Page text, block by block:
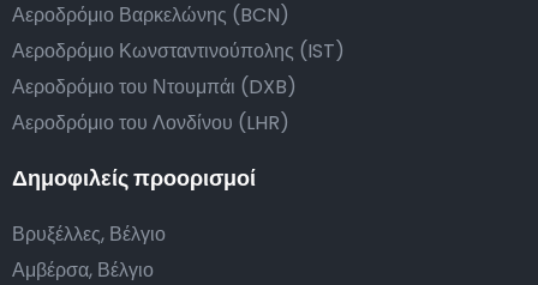
Αεροδρόμιο Βαρκελώνης (BCN)
Αεροδρόμιο Κωνσταντινούπολης (IST)
Αεροδρόμιο του Ντουμπάι (DXB)
Αεροδρόμιο του Λονδίνου (LHR)
Δημοφιλείς προορισμοί
Βρυξέλλες, Βέλγιο
Αμβέρσα, Βέλγιο